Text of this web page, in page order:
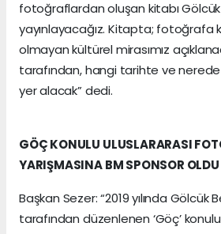
fotoğraflardan oluşan kitabı
yayınlayacağız. Kitapta; fotoğrafa
olmayan kültürel mirasımız
tarafından, hangi tarihte ve
yer alacak” dedi.
GÖÇ KONULU ULUSLARARASI
YARIŞMASINA BM SPONSOR OLDU
Başkan Sezer: “2019 yılında Gölcük
tarafından düzenlenen ‘Göç’